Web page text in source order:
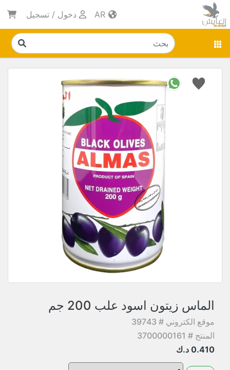
دخول / تسجيل
الماس زيتون اسود علب 200 جم
موقع الكتروني # 39743
المنتج # 3700000161
0.410 د.ك